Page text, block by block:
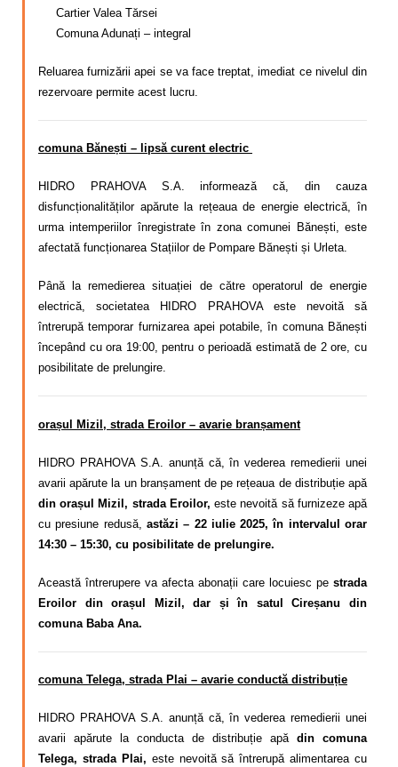
Cartier Valea Tărsei
Comuna Adunați – integral
Reluarea furnizării apei se va face treptat, imediat ce nivelul din
rezervoare permite acest lucru.
comuna Bănești – lipsă curent electric
HIDRO PRAHOVA S.A. informează că, din cauza
disfuncționalităților apărute la rețeaua de energie electrică, în
urma intemperiilor înregistrate în zona comunei Bănești, este
afectată funcționarea Stațiilor de Pompare Bănești și Urleta.
Până la remedierea situației de către operatorul de energie
electrică, societatea HIDRO PRAHOVA este nevoită să
întrerupă temporar furnizarea apei potabile, în comuna Bănești
începând cu ora 19:00, pentru o perioadă estimată de 2 ore, cu
posibilitate de prelungire.
orașul Mizil, strada Eroilor – avarie branșament
HIDRO PRAHOVA S.A. anunță că, în vederea remedierii unei
avarii apărute la un branșament de pe rețeaua de distribuție apă
din orașul Mizil, strada Eroilor,este nevoită să furnizeze apă
cu presiune redusă, astăzi – 22 iulie 2025, în intervalul orar
14:30 – 15:30, cu posibilitate de prelungire.
Această întrerupere va afecta abonații care locuiesc pe strada
Eroilor din orașul Mizil, dar și în satul Cireșanu din
comuna Baba Ana.
comuna Telega, strada Plai – avarie conductă distribuție
HIDRO PRAHOVA S.A. anunță că, în vederea remedierii unei
avarii apărute la conducta de distribuție apă din comuna
Telega, strada Plai, este nevoită să întrerupă alimentarea cu